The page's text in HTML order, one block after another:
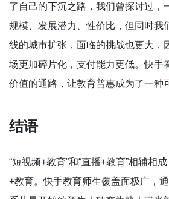
了自己的下沉之路，我们曾探讨过，
规模、发展潜力、性价比，但同时我
线的城市扩张，面临的挑战也更大，
场更加碎片化，支付能力更低。快手
价值的通路，让教育普惠成为了一种
结语
“短视频+教育”和“直播+教育”相辅相
+教育。快手教育师生覆盖面极广，